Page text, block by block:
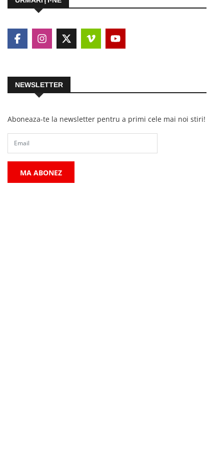
NEWSLETTER
Aboneaza-te la newsletter pentru a primi cele mai noi stiri!
MA ABONEZ